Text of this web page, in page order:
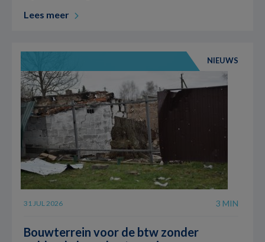
Lees meer
NIEUWS
31 JUL 2026 3 MIN
Bouwterrein voor de btw zonder